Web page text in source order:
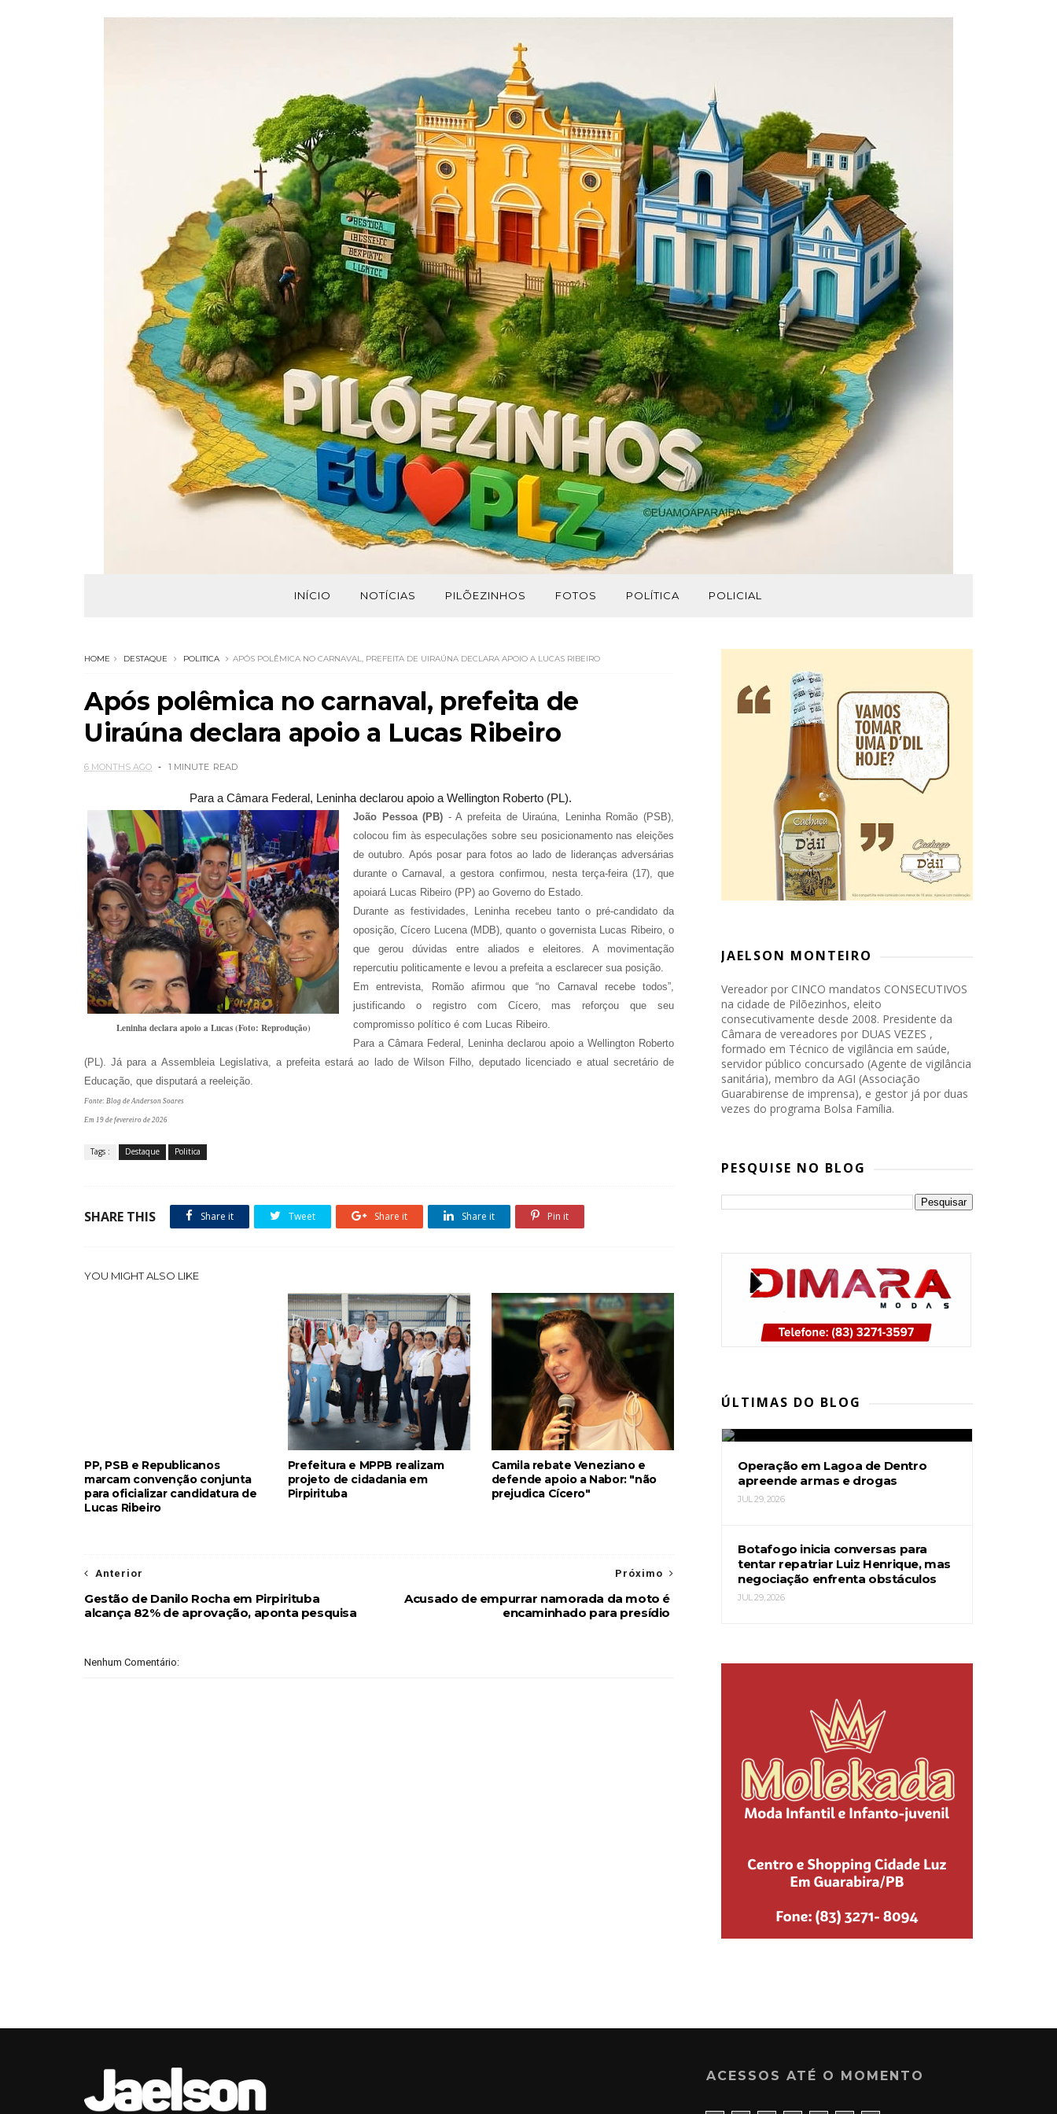
INÍCIO NOTÍCIAS PILÕEZINHOS FOTOS POLÍTICA POLICIAL
HOME DESTAQUE POLITICA APÓS POLÊMICA NO CARNAVAL, PREFEITA DE UIRAÚNA DECLARA APOIO A LUCAS RIBEIRO
Após polêmica no carnaval, prefeita de
Uiraúna declara apoio a Lucas Ribeiro
6 MONTHS AGO 1 MINUTE READ
Para a Câmara Federal, Leninha declarou apoio a Wellington Roberto (PL).
Leninha declara apoio a Lucas (Foto: Reprodução)
João Pessoa (PB) - A prefeita de Uiraúna, Leninha Romão (PSB),
colocou fim às especulações sobre seu posicionamento nas eleições
de outubro. Após posar para fotos ao lado de lideranças adversárias
durante o Carnaval, a gestora confirmou, nesta terça-feira (17), que
apoiará Lucas Ribeiro (PP) ao Governo do Estado.
Durante as festividades, Leninha recebeu tanto o pré-candidato da
oposição, Cícero Lucena (MDB), quanto o governista Lucas Ribeiro, o
que gerou dúvidas entre aliados e eleitores. A movimentação
repercutiu politicamente e levou a prefeita a esclarecer sua posição.
Em entrevista, Romão afirmou que “no Carnaval recebe todos”,
justificando o registro com Cícero, mas reforçou que seu
compromisso político é com Lucas Ribeiro.
Para a Câmara Federal, Leninha declarou apoio a Wellington Roberto
(PL). Já para a Assembleia Legislativa, a prefeita estará ao lado de Wilson Filho, deputado licenciado e atual secretário de
Educação, que disputará a reeleição.
Fonte: Blog de Anderson Soares
Em 19 de fevereiro de 2026
Tags : Destaque Politica
SHARE THIS Share it Tweet Share it Share it Pin it
YOU MIGHT ALSO LIKE
PP, PSB e Republicanos
marcam convenção conjunta
para oficializar candidatura de
Lucas Ribeiro
Prefeitura e MPPB realizam
projeto de cidadania em
Pirpirituba
Camila rebate Veneziano e
defende apoio a Nabor: "não
prejudica Cícero"
Próximo
Acusado de empurrar namorada da moto é
encaminhado para presídio
Anterior
Gestão de Danilo Rocha em Pirpirituba
alcança 82% de aprovação, aponta pesquisa
Nenhum Comentário:
JAELSON MONTEIRO
Vereador por CINCO mandatos CONSECUTIVOS
na cidade de Pilõezinhos, eleito
consecutivamente desde 2008. Presidente da
Câmara de vereadores por DUAS VEZES ,
formado em Técnico de vigilância em saúde,
servidor público concursado (Agente de vigilância
sanitária), membro da AGI (Associação
Guarabirense de imprensa), e gestor já por duas
vezes do programa Bolsa Família.
PESQUISE NO BLOG
ÚLTIMAS DO BLOG
candidatura de Lucas Ribeiro
Operação em Lagoa de Dentro
apreende armas e drogas
JUL 29, 2026
Botafogo inicia conversas para
tentar repatriar Luiz Henrique, mas
negociação enfrenta obstáculos
JUL 29, 2026
ACESSOS ATÉ O MOMENTO